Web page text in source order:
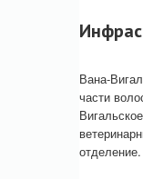
Вана-
части
отделение.